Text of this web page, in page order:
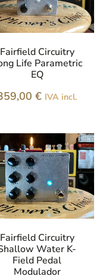
Fairfield Circuitry
Life Parametric
EQ
€ IVA incl.
Fairfield Circuitry
Water K-
Field Pedal
Modulador